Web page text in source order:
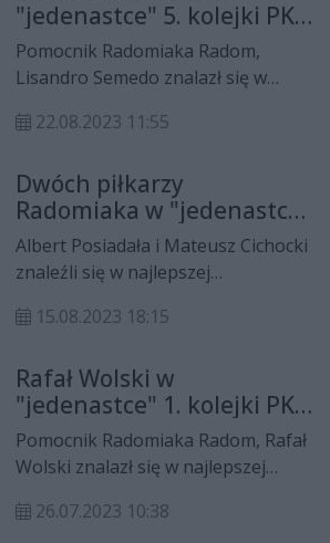
"jedenastce" 5. kolejki PKO
Ekstraklasy
Pomocnik Radomiaka Radom,
Lisandro Semedo znalazł się w
Ekstraklasy.
22.08.2023 11:55
Dwóch piłkarzy
Radomiaka w "jedenastce"
kolejki PKO Ekstraklasy!
Albert Posiadała i Mateusz Cichocki
znaleźli się w najlepszej
Ekstraklasy.
15.08.2023 18:15
Rafał Wolski w
"jedenastce" 1. kolejki PKO
Ekstraklasy!
Pomocnik Radomiaka Radom, Rafał
Wolski znalazł się w najlepszej
Ekstraklasy.
26.07.2023 10:38